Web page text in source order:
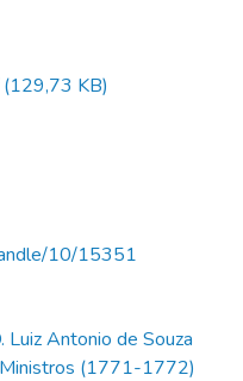
(129,73 KB)
10/15351
Antonio de Souza
(1771-1772)